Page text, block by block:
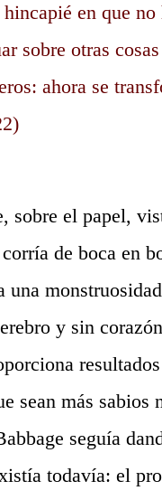
en que no
sobre otras
ahora se
sobre el papel,
de boca en
y sin
sean más sabios
seguía
todavía: el